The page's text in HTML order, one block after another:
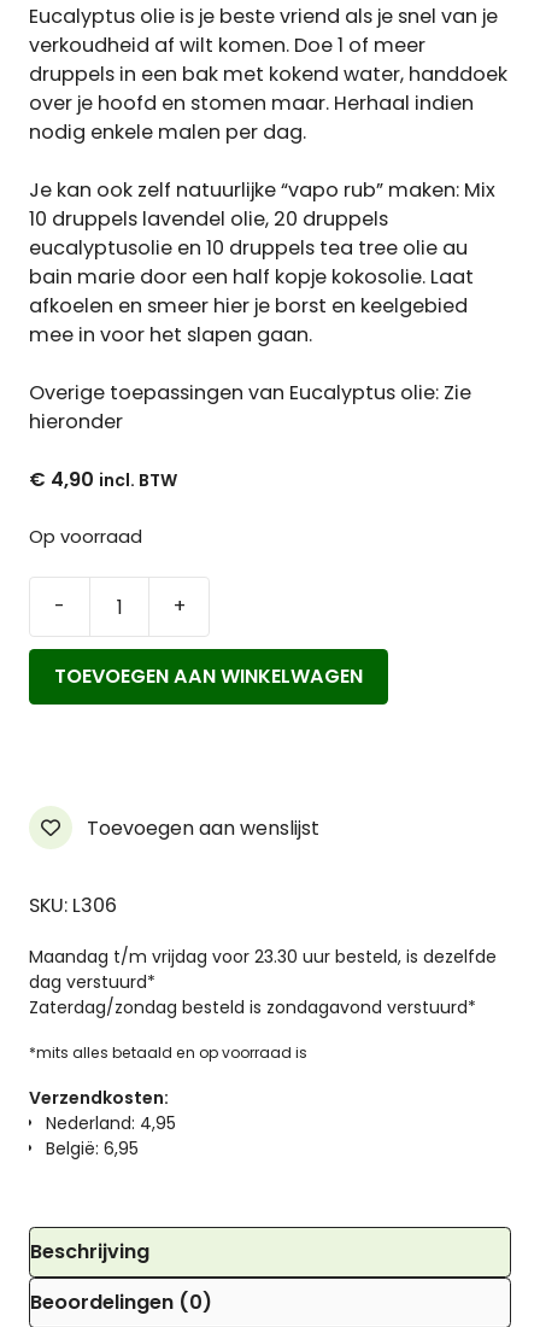
Eucalyptus olie is je beste vriend als je snel van je
verkoudheid af wilt komen. Doe 1 of meer
druppels in een bak met kokend water, handdoek
over je hoofd en stomen maar. Herhaal indien
nodig enkele malen per dag.
Je kan ook zelf natuurlijke “vapo rub” maken: Mix
10 druppels lavendel olie, 20 druppels
eucalyptusolie en 10 druppels tea tree olie au
bain marie door een half kopje kokosolie. Laat
afkoelen en smeer hier je borst en keelgebied
mee in voor het slapen gaan.
Overige toepassingen van Eucalyptus olie: Zie
hieronder
€ 4,90
Op voorraad
-
Eucalyptusolie
biologisch
aantal
+
TOEVOEGEN AAN WINKELWAGEN
Toevoegen aan wenslijst
SKU: L306
Maandag t/m vrijdag voor 23.30 uur besteld, is dezelfde
dag verstuurd*
Zaterdag/zondag besteld is zondagavond verstuurd*
*mits alles betaald en op voorraad is
Verzendkosten:
Nederland: 4,95
België: 6,95
Beschrijving
Beoordelingen (0)